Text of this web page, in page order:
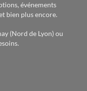
événements
bien plus encore.
(Nord de Lyon) ou